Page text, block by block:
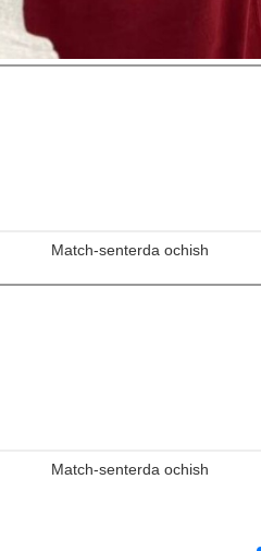
Match-senterda ochish
Match-senterda ochish